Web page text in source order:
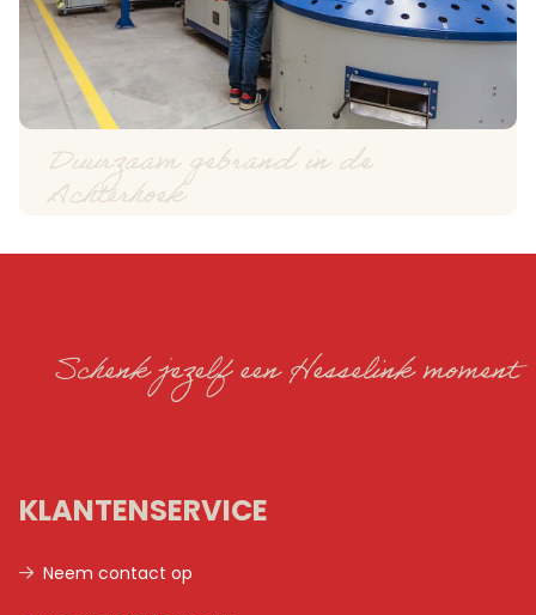
Duurzaam gebrand in de
Achterhoek
Schenk jezelf een Hesselink moment
KLANTENSERVICE
Neem contact op